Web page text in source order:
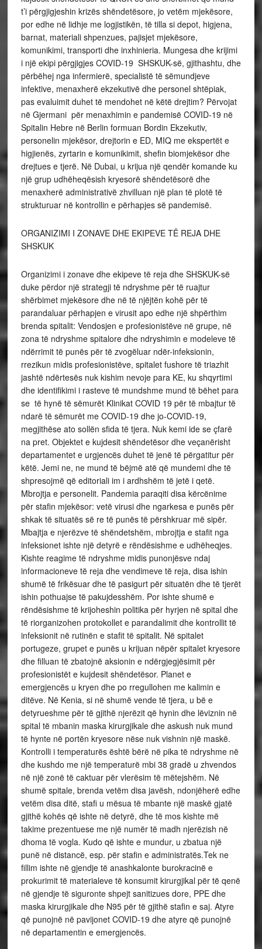
t’i përgjigjeshin krizës shëndetësore, jo vetëm mjekësore,
por edhe në lidhje me logjistikën, të tilla si depot, higjena,
barnat, materiali shpenzues, pajisjet mjekësore,
komunikimi, transporti dhe inxhinieria. Mungesa dhe krijimi
i një ekipi përgjigjes COVID-19 SHSKUK-së, gjithashtu, dhe
përbëhej nga infermierë, specialistë të sëmundjeve
infektive, menaxherë ekzekutivë dhe personel shtëpiak,
pas evaluimit duhet të mendohet në këtë drejtim? Përvojat
në Gjermani për menaxhimin e pandemisë COVID-19 në
Spitalin Hebre në Berlin formuan Bordin Ekzekutiv,
personelin mjekësor, drejtorin e ED, MIQ me ekspertët e
higjienës, zyrtarin e komunikimit, shefin biomjekësor dhe
drejtues e tjerë. Në Dubai, u krijua një qendër komande ku
një grup udhëheqësish kryesorë shëndetësorë dhe
menaxherë administrativë zhvilluan një plan të plotë të
strukturuar në kontrollin e përhapjes së pandemisë.
ORGANIZIMI I ZONAVE DHE EKIPEVE TË REJA DHE
SHSKUK
Organizimi i zonave dhe ekipeve të reja dhe SHSKUK-së
duke përdor një strategji të ndryshme për të ruajtur
shërbimet mjekësore dhe në të njëjtën kohë për të
parandaluar përhapjen e virusit apo edhe një shpërthim
brenda spitalit: Vendosjen e profesionistëve në grupe, në
zona të ndryshme spitalore dhe ndryshimin e modeleve të
ndërrimit të punës për të zvogëluar ndër-infeksionin,
rrezikun midis profesionistëve, spitalet fushore të triazhit
jashtë ndërtesës nuk kishim nevoje para KE, ku shqyrtimi
dhe identifikimi i rasteve të mundshme mund të bëhet para
se të hynë të sëmurët Klinikat COVID 19 për të mbajtur të
ndarë të sëmurët me COVID-19 dhe jo-COVID-19,
megjithëse ato sollën sfida të tjera. Nuk kemi ide se çfarë
na pret. Objektet e kujdesit shëndetësor dhe veçanërisht
departamentet e urgjencës duhet të jenë të përgatitur për
këtë. Jemi ne, ne mund të bëjmë atë që mundemi dhe të
shpresojmë që editoriali im i ardhshëm të jetë i qetë.
Mbrojtja e personelit. Pandemia paraqiti disa kërcënime
për stafin mjekësor: vetë virusi dhe ngarkesa e punës për
shkak të situatës së re të punës të përshkruar më sipër.
Mbajtja e njerëzve të shëndetshëm, mbrojtja e stafit nga
infeksionet ishte një detyrë e rëndësishme e udhëheqjes.
Kishte reagime të ndryshme midis punonjësve ndaj
informacioneve të reja dhe vendimeve të reja, disa ishin
shumë të frikësuar dhe të pasigurt për situatën dhe të tjerët
ishin pothuajse të pakujdesshëm. Por ishte shumë e
rëndësishme të krijoheshin politika për hyrjen në spital dhe
të riorganizohen protokollet e parandalimit dhe kontrollit të
infeksionit në rutinën e stafit të spitalit. Në spitalet
portugeze, grupet e punës u krijuan nëpër spitalet kryesore
dhe filluan të zbatojnë aksionin e ndërgjegjësimit për
profesionistët e kujdesit shëndetësor. Planet e
emergjencës u kryen dhe po rregullohen me kalimin e
ditëve. Në Kenia, si në shumë vende të tjera, u bë e
detyrueshme për të gjithë njerëzit që hynin dhe lëviznin në
spital të mbanin maska ​​kirurgjikale dhe askush nuk mund
të hynte në portën kryesore nëse nuk vishnin një maskë.
Kontrolli i temperaturës është bërë në pika të ndryshme në
dhe kushdo me një temperaturë mbi 38 gradë u zhvendos
në një zonë të caktuar për vlerësim të mëtejshëm. Në
shumë spitale, brenda vetëm disa javësh, ndonjëherë edhe
vetëm disa ditë, stafi u mësua të mbante një maskë gjatë
gjithë kohës që ishte në detyrë, dhe të mos kishte më
takime prezentuese me një numër të madh njerëzish në
dhoma të vogla. Kudo që ishte e mundur, u zbatua një
punë në distancë, esp. për stafin e administratës.Tek ne
fillim ishte në gjendje të anashkalonte burokracinë e
prokurimit të materialeve të konsumit kirurgjikal për të qenë
në gjendje të siguronte shpejt sanitizues dore, PPE dhe
maska ​​kirurgjikale dhe N95 për të gjithë stafin e saj. Atyre
që punojnë në pavijonet COVID-19 dhe atyre që punojnë
në departamentin e emergjencës.